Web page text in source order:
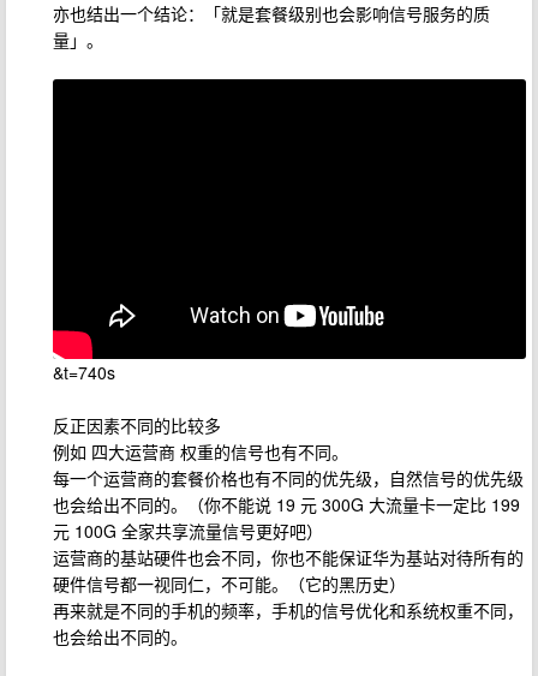
亦也结出一个结论：「就是套餐级别也会影响信号服务的质
量」。
&t=740s
反正因素不同的比较多
例如 四大运营商 权重的信号也有不同。
每一个运营商的套餐价格也有不同的优先级，自然信号的优先级
也会给出不同的。（你不能说 19 元 300G 大流量卡一定比 199
元 100G 全家共享流量信号更好吧）
运营商的基站硬件也会不同，你也不能保证华为基站对待所有的
硬件信号都一视同仁，不可能。（它的黑历史）
再来就是不同的手机的频率，手机的信号优化和系统权重不同，
也会给出不同的。